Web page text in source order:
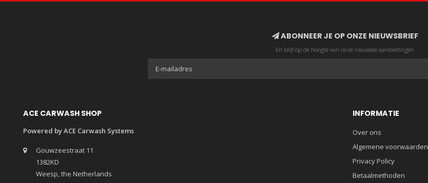
ABONNEER JE OP ONZE NIEUWSBRIEF
En blijf op de hoogte van onze nieuwste aanbiedingen
ACE CARWASH SHOP
Powered by ACE Carwash Systems
Gouwzeestraat 11
1382KD
Weesp, the Netherlands
INFORMATIE
Over ons
Algemene voorwaarden
Privacy Policy
Betaalmethoden